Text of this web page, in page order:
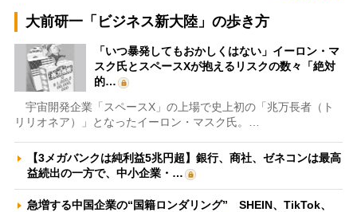
大前研一「ビジネス新大陸」の歩き方
「いつ暴発してもおかしくはない」イーロン・マ
スク氏とスペースXが抱えるリスクの数々「絶対
的…
宇宙開発企業「スペースX」の上場で史上初の「兆万長者（ト
リリオネア）」となったイーロン・マスク氏。…
【3メガバンクは純利益5兆円超】銀行、商社、ゼネコンは最高
益続出の一方で、中小企業・…
急増する中国企業の“国籍ロンダリング” SHEIN、TikTok、